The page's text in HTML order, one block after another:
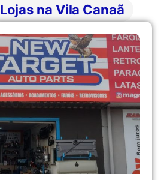
Lojas na Vila Canaã